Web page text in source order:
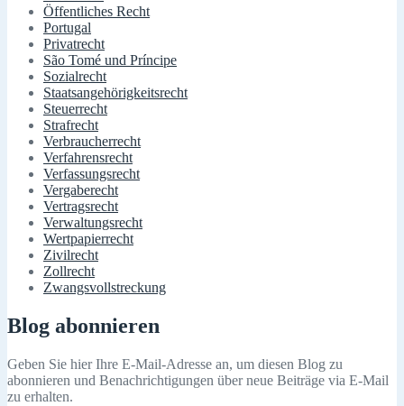
Öffentliches Recht
Portugal
Privatrecht
São Tomé und Príncipe
Sozialrecht
Staatsangehörigkeitsrecht
Steuerrecht
Strafrecht
Verbraucherrecht
Verfahrensrecht
Verfassungsrecht
Vergaberecht
Vertragsrecht
Verwaltungsrecht
Wertpapierrecht
Zivilrecht
Zollrecht
Zwangsvollstreckung
Blog abonnieren
Geben Sie hier Ihre E-Mail-Adresse an, um diesen Blog zu
abonnieren und Benachrichtigungen über neue Beiträge via E-Mail
zu erhalten.